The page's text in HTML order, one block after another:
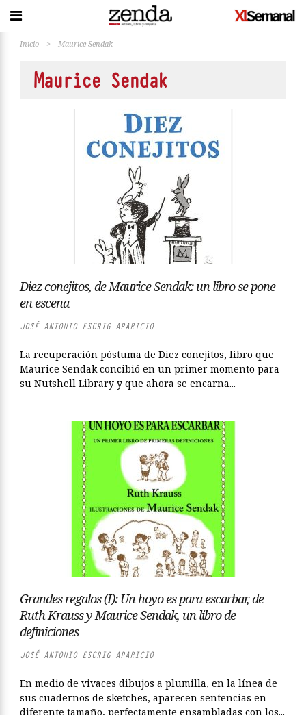
Inicio > Maurice Sendak
Maurice Sendak
Diez conejitos, de Maurice Sendak: un libro se pone
en escena
JOSÉ ANTONIO ESCRIG APARICIO
La recuperación póstuma de Diez conejitos, libro que
Maurice Sendak concibió en un primer momento para
su Nutshell Library y que ahora se encarna...
Grandes regalos (I): Un hoyo es para escarbar, de
Ruth Krauss y Maurice Sendak, un libro de
definiciones
JOSÉ ANTONIO ESCRIG APARICIO
En medio de vivaces dibujos a plumilla, en la línea de
sus cuadernos de sketches, aparecen sentencias en
diferente tamaño, perfectamente ensambladas con los...